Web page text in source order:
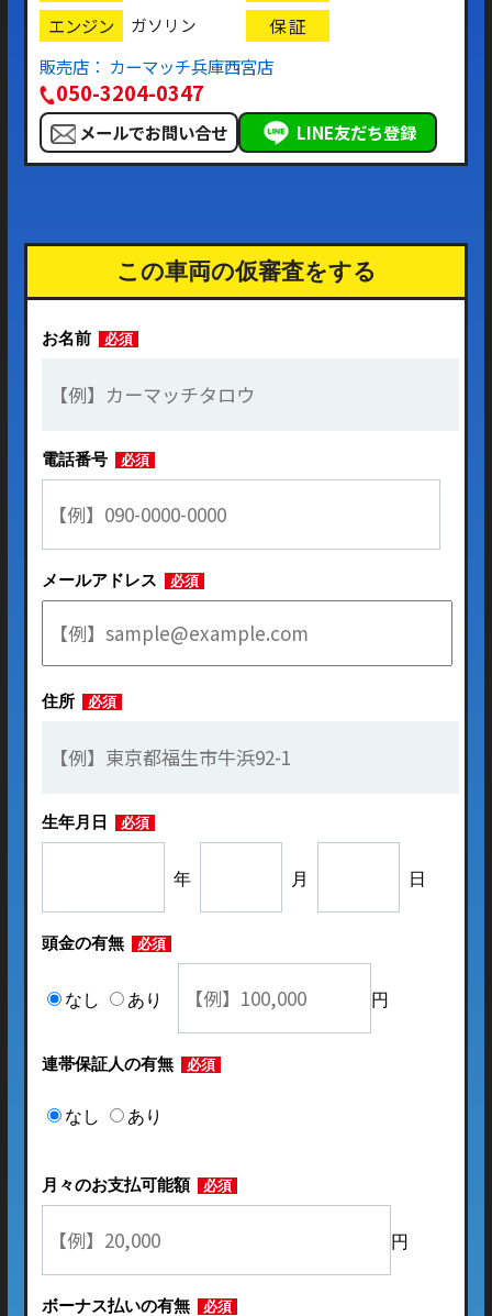
エンジン ガソリン
保 証
販売店： カーマッチ兵庫西宮店
050-3204-0347
メールでお問い合せ LINE友だち登録
この車両の仮審査をする
お名前 必須
電話番号 必須
メールアドレス 必須
住所 必須
生年月日 必須
年 月 日
頭金の有無 必須
なし あり 円
連帯保証人の有無 必須
なし あり
月々のお支払可能額 必須
円
ボーナス払いの有無 必須